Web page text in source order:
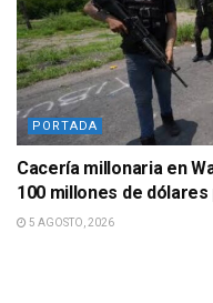
PORTADA
Cacería millonaria en
100 millones de dólares
5 AGOSTO, 2026